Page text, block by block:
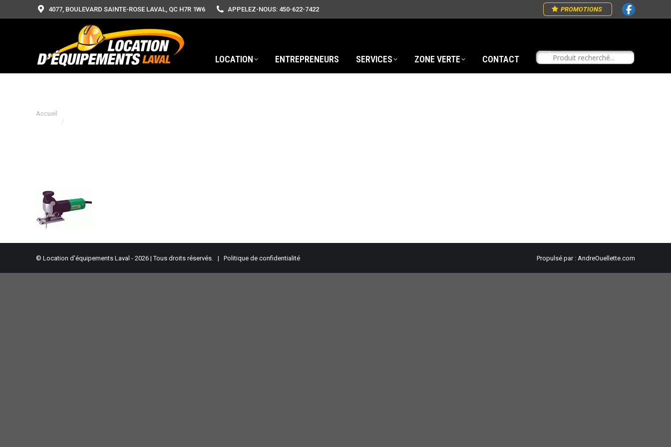
4077, BOULEVARD SAINTE-ROSE LAVAL, QC H7R 1W6 APPELEZ-NOUS: 450-622-7422 PROMOTIONS
LOCATION ENTREPRENEURS SERVICES ZONE VERTE CONTACT
Vous êtes ici :
Accueil
© Location d'équipements Laval - 2026 | Tous droits réservés. | Politique de confidentialité Propulsé par : AndreOuellette.com